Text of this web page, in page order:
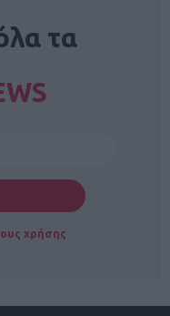
τα
χρήσης